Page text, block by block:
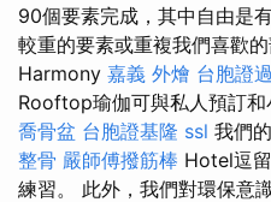
90個要素完成，其中自由是
較重的要素或重複我們喜歡的
Harmony 嘉義 外燴 台胞證
Rooftop瑜伽可與私人預訂和
喬骨盆 台胞證基隆 ssl 我們
整骨 嚴師傅撥筋棒 Hotel逗
練習。 此外，我們對環保意